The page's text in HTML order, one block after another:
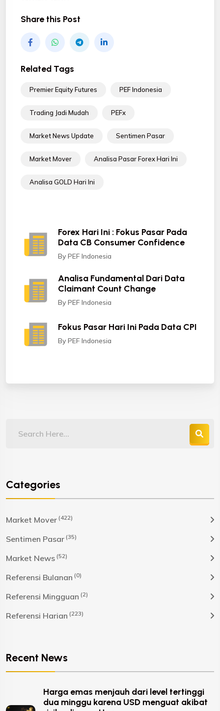
Share this Post
Related Tags
Premier Equity Futures PEF Indonesia
Trading Jadi Mudah PEFx
Market News Update Sentimen Pasar
Market Mover Analisa Pasar Forex Hari Ini
Analisa GOLD Hari Ini
Forex Hari Ini : Fokus Pasar Pada
Data CB Consumer Confidence
By PEF Indonesia
Analisa Fundamental Dari Data
Claimant Count Change
By PEF Indonesia
Fokus Pasar Hari Ini Pada Data CPI
By PEF Indonesia
Categories
Market Mover (422)
Sentimen Pasar (35)
Market News (52)
Referensi Bulanan (0)
Referensi Mingguan (2)
Referensi Harian (223)
Recent News
Harga emas menjauh dari level tertinggi
dua minggu karena USD menguat akibat